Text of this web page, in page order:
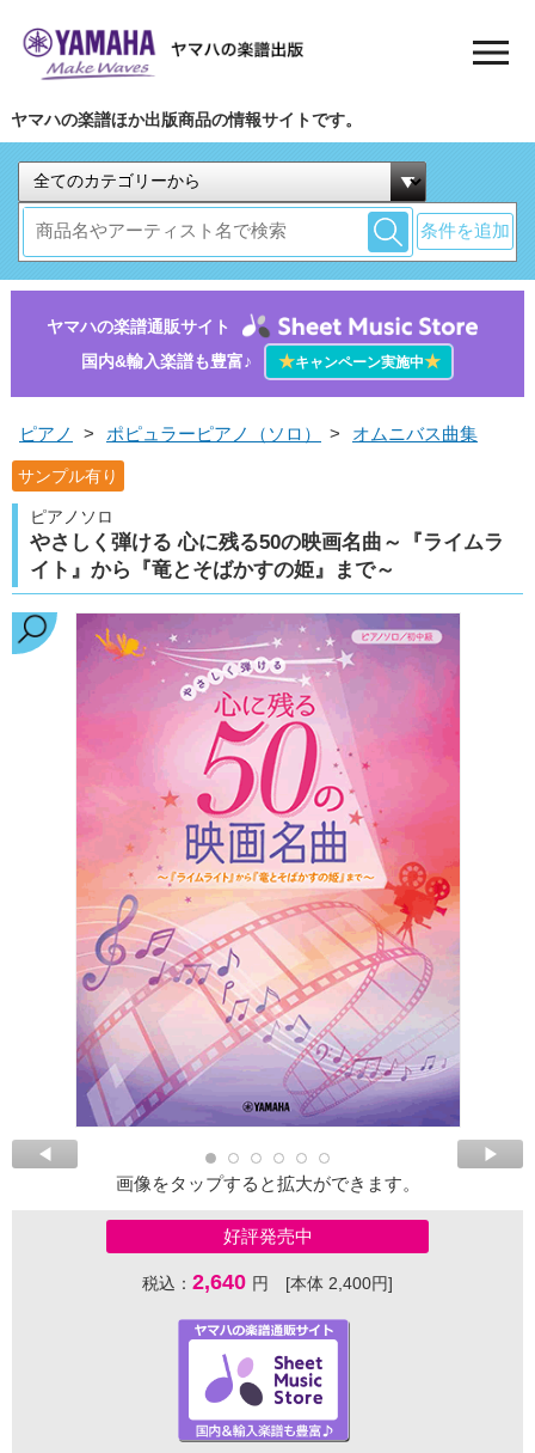
ヤマハの楽譜ほか出版商品の情報サイトです。
条件を追加
ヤマハの楽譜通販サイト
国内&輸入楽譜も豊富♪
★キャンペーン実施中★
ピアノ > ポピュラーピアノ（ソロ） > オムニバス曲集
サンプル有り
ピアノソロ
やさしく弾ける 心に残る50の映画名曲～『ライムラ
イト』から『竜とそばかすの姫』まで～
画像をタップすると拡大ができます。
好評発売中
税込： 2,640 円 [本体 2,400円]